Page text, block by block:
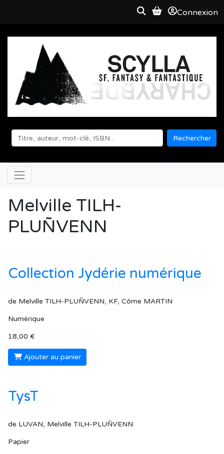
Connexion
Rechercher
Melville TILH-
PLUÑVENN
Collection Jydérie numérique
de Melville TILH-PLUÑVENN, KF, Côme MARTIN
Numérique
18,00 €
Ajouter au panier
TysT
de LUVAN, Melville TILH-PLUÑVENN
Papier